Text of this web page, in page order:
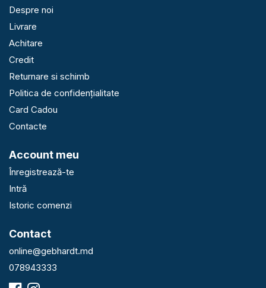
Despre noi
Livrare
Achitare
Credit
Returnare si schimb
Politica de confidențialitate
Card Cadou
Contacte
Account meu
Înregistrează-te
Intră
Istoric comenzi
Contact
online@gebhardt.md
078943333